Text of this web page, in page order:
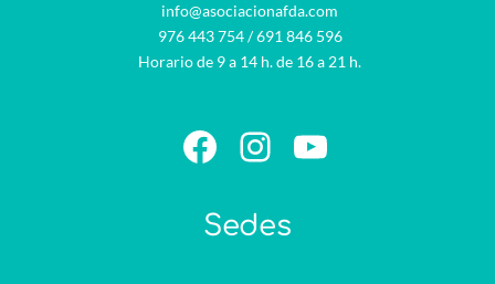
info@asociacionafda.com
976 443 754/691 846 596
Horario de 9 a 14 h. de 16 a 21 h.
Facebook
Instagram
YouTube
Sedes